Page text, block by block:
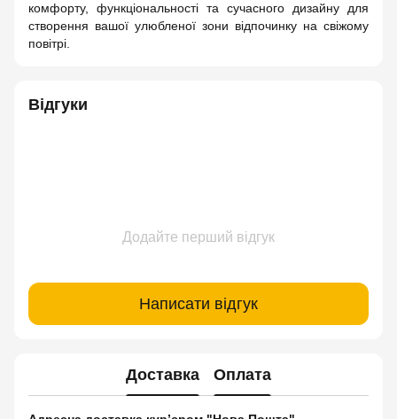
комфорту, функціональності та сучасного дизайну для
створення вашої улюбленої зони відпочинку на свіжому
повітрі.
Відгуки
Додайте перший відгук
Написати відгук
Доставка Оплата